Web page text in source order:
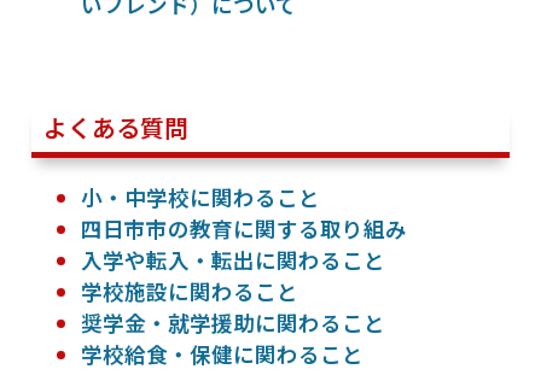
よくある質問
小・中学校に関わること
四日市市の教育に関する取り組み
入学や転入・転出に関わること
学校施設に関わること
奨学金・就学援助に関わること
学校給食・保健に関わること